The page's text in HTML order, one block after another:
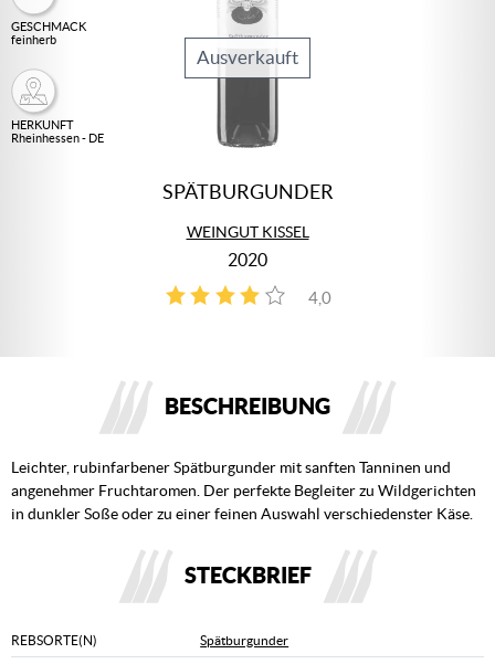
GESCHMACK
feinherb
HERKUNFT
Rheinhessen - DE
Ausverkauft
SPÄTBURGUNDER
WEINGUT KISSEL
2020
4,0
2
BESCHREIBUNG
Leichter, rubinfarbener Spätburgunder mit sanften Tanninen und
angenehmer Fruchtaromen. Der perfekte Begleiter zu Wildgerichten
in dunkler Soße oder zu einer feinen Auswahl verschiedenster Käse.
STECKBRIEF
REBSORTE(N) Spätburgunder